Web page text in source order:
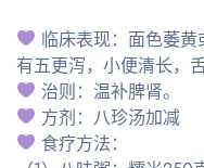
临床表现：面色萎
有五更泻，小便清长，
治则：温补脾肾。
方剂：八珍汤加减
食疗方法：